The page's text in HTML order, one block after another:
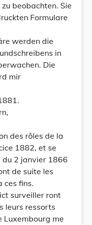
beobachten. Sie
Formulare
werden die
in
Die
mir
des rôles de la
1882, et se
2 janvier 1866
de suite les
ces fins.
surveiller ront
leurs ressorts
Luxembourg me